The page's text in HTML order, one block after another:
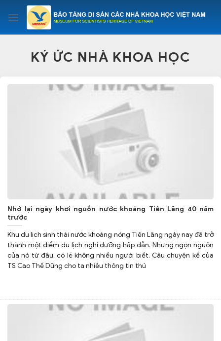
content
KÝ ỨC NHÀ KHOA HỌC
Nhớ lại ngày khơi nguồn nước khoáng Tiên Lãng 40 năm
trước
Khu du lịch sinh thái nước khoáng nóng Tiên Lãng ngày nay đã trở
thành một điểm du lịch nghỉ dưỡng hấp dẫn. Nhưng ngọn nguồn
của nó từ đâu, có lẽ không nhiều người biết. Câu chuyện kể của
TS Cao Thế Dũng cho ta nhiều thông tin thú